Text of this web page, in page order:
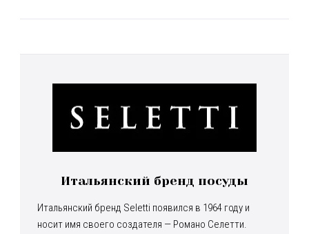
Итальянский бренд посуды
Итальянский бренд Seletti появился в 1964 году и
носит имя своего создателя — Романо Селетти.